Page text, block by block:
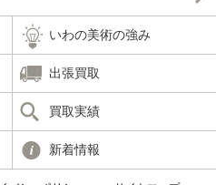
いわの美術の強み
出張買取
買取実績
新着情報